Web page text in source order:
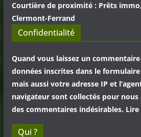
Courtière de proximité : Prêts
Clermont-Ferrand
Confidentialité
Quand vous laissez un
données inscrites dans le
mais aussi votre adresse IP et
navigateur sont collectés pour
des commentaires indésirables.
Qui ?